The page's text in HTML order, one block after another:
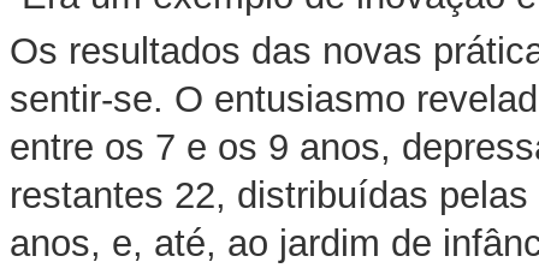
Os resultados das novas
sentir-se. O entusiasmo
entre os 7 e os 9 anos,
restantes 22, distribuídas pelas
anos, e, até, ao jardim de